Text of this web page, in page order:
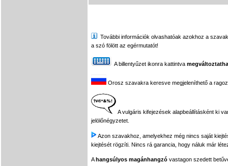
További információk olvashatóak azokhoz a
a szó fölött az egérmutatót!
A billentyűzet ikonra kattintva
Orosz szavakra keresve megjeleníthető a
A vulgáris kifejezések alapbeállításként ki
jelölőnégyzetet.
Azon szavakhoz, amelyekhez még nincs saját
kiejtését rögzíti. Nincs rá garancia, hogy náluk már
Ahangsúlyos magánhangzó vastagon szedett